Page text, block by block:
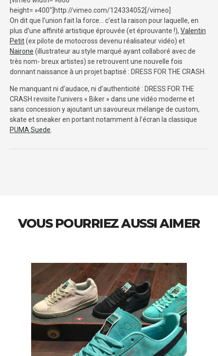
height= »400″]http://vimeo.com/124334052[/vimeo]
On dit que l’union fait la force… c’est la raison pour laquelle, en
plus d’une affinité artistique éprouvée (et éprouvante !), Valentin
Petit(ex pilote de motocross devenu réalisateur vidéo) et
Nairone (illustrateur au style marqué ayant collaboré avec de
très nom- breux artistes) se retrouvent une nouvelle fois
donnant naissance à un projet baptisé : DRESS FOR THE CRASH.
Ne manquant ni d’audace, ni d’authenticité : DRESS FOR THE
CRASH revisite l’univers « Biker » dans une vidéo moderne et
sans concession y ajoutant un savoureux mélange de custom,
skate et sneaker en portant notamment à l’écran la classique
PUMA Suede
VOUS POURRIEZ AUSSI AIMER